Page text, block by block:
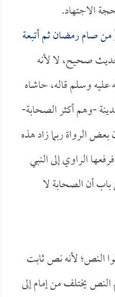
الاجتهاد.
من صام رمضان ثم أتبعة
صحيح، لا لأنه
وسلم قاله، حاشاه
-وهم أكثر الصحابة-
الرواة ربما زاد هذه
الراوي إلى النبي
أن الصحابة لا
النص؛ لأنه نص ثابت
يختلف من إمام إلى